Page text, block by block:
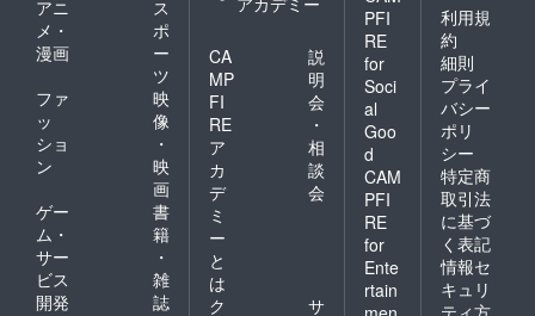
アニ
メ・
漫画
ス
ポ
ー
ツ
ファ
ッ
ショ
ン
映
像
・
映
画
ゲー
ム・
サー
ビス
開発
書
籍
・
雑
誌
CA
MP
FI
RE
ア
カ
デ
ミ
ー
と
は
説
明
会
・
相
談
会
ク
サ
PFI
RE
for
Soci
al
Goo
d
CAM
PFI
RE
for
Ente
rtain
利用規
約
細則
プライ
バシー
ポリ
シー
特定商
取引法
に基づ
く表記
情報セ
キュリ
ティ方